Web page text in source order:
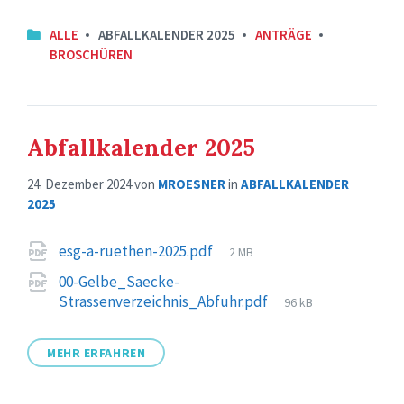
ALLE ABFALLKALENDER 2025
ANTRÄGE
BROSCHÜREN
Abfallkalender 2025
24. Dezember 2024von MROESNERin ABFALLKALENDER
2025
Attachments
esg-a-ruethen-2025.pdf
File
2 MB
00-Gelbe_Saecke-
Strassenverzeichnis_Abfuhr.pdf
File
96 kB
MEHR ERFAHREN